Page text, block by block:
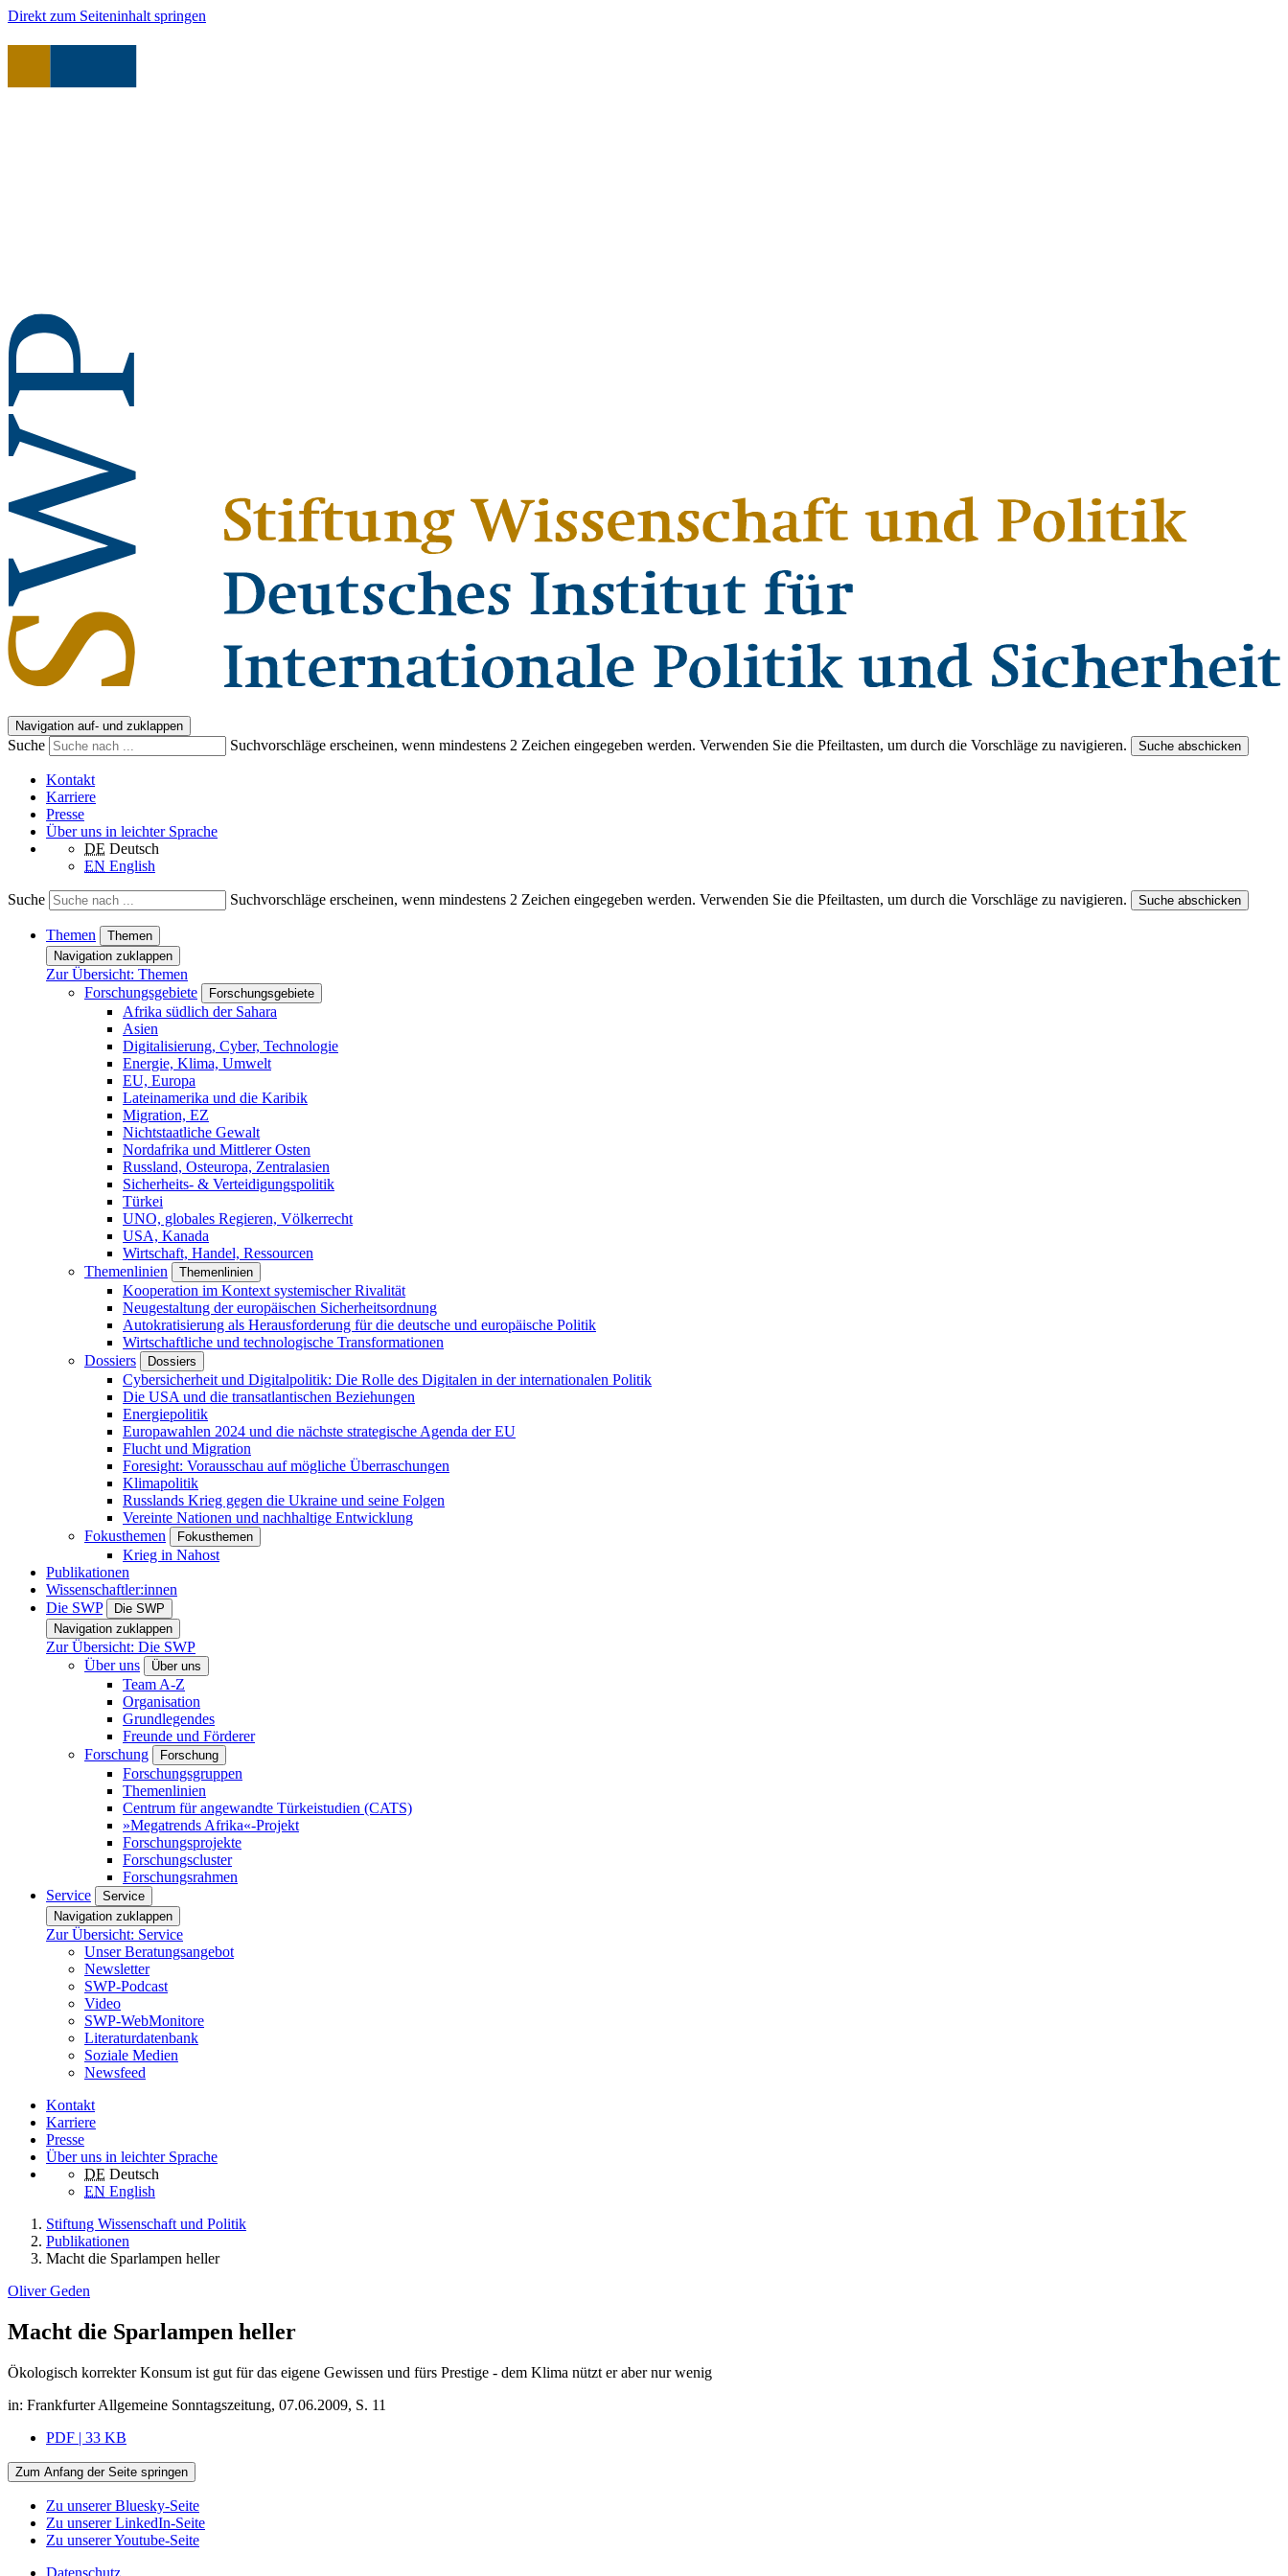
Direkt zum Seiteninhalt springen
Navigation auf- und zuklappen
Suche Suchvorschläge erscheinen, wenn mindestens 2 Zeichen eingegeben werden. Verwenden Sie die Pfeiltasten, um durch die Vorschläge zu navigieren. Suche abschicken
Kontakt
Karriere
Presse
Über uns in leichter Sprache
DE Deutsch
EN English
Suche Suchvorschläge erscheinen, wenn mindestens 2 Zeichen eingegeben werden. Verwenden Sie die Pfeiltasten, um durch die Vorschläge zu navigieren. Suche abschicken
Themen
Themen
Navigation zuklappen
Zur Übersicht: Themen
Forschungsgebiete
Forschungsgebiete
Afrika südlich der Sahara
Asien
Digitalisierung, Cyber, Technologie
Energie, Klima, Umwelt
EU, Europa
Lateinamerika und die Karibik
Migration, EZ
Nichtstaatliche Gewalt
Nordafrika und Mittlerer Osten
Russland, Osteuropa, Zentralasien
Sicherheits- & Verteidigungspolitik
Türkei
UNO, globales Regieren, Völkerrecht
USA, Kanada
Wirtschaft, Handel, Ressourcen
Themenlinien
Themenlinien
Kooperation im Kontext systemischer Rivalität
Neugestaltung der europäischen Sicherheitsordnung
Autokratisierung als Herausforderung für die deutsche und europäische Politik
Wirtschaftliche und technologische Transformationen
Dossiers
Dossiers
Cybersicherheit und Digitalpolitik: Die Rolle des Digitalen in der internationalen Politik
Die USA und die transatlantischen Beziehungen
Energiepolitik
Europawahlen 2024 und die nächste strategische Agenda der EU
Flucht und Migration
Foresight: Vorausschau auf mögliche Überraschungen
Klimapolitik
Russlands Krieg gegen die Ukraine und seine Folgen
Vereinte Nationen und nachhaltige Entwicklung
Fokusthemen
Fokusthemen
Krieg in Nahost
Publikationen
Wissenschaftler:innen
Die SWP
Die SWP
Navigation zuklappen
Zur Übersicht: Die SWP
Über uns
Über uns
Team A-Z
Organisation
Grundlegendes
Freunde und Förderer
Forschung
Forschung
Forschungsgruppen
Themenlinien
Centrum für angewandte Türkeistudien (CATS)
»Megatrends Afrika«-Projekt
Forschungsprojekte
Forschungscluster
Forschungsrahmen
Service
Service
Navigation zuklappen
Zur Übersicht: Service
Unser Beratungsangebot
Newsletter
SWP-Podcast
Video
SWP-WebMonitore
Literaturdatenbank
Soziale Medien
Newsfeed
Kontakt
Karriere
Presse
Über uns in leichter Sprache
DE Deutsch
EN English
Stiftung Wissenschaft und Politik
Publikationen
Macht die Sparlampen heller
Oliver Geden
Macht die Sparlampen heller
Ökologisch korrekter Konsum ist gut für das eigene Gewissen und fürs Prestige - dem Klima nützt er aber nur wenig
in: Frankfurter Allgemeine Sonntagszeitung, 07.06.2009, S. 11
PDF | 33 KB
Zum Anfang der Seite springen
Zu unserer Bluesky-Seite
Zu unserer LinkedIn-Seite
Zu unserer Youtube-Seite